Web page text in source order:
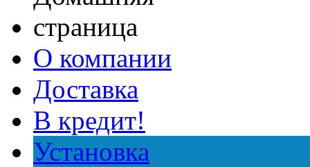
О компании
Доставка
В кредит!
Установка